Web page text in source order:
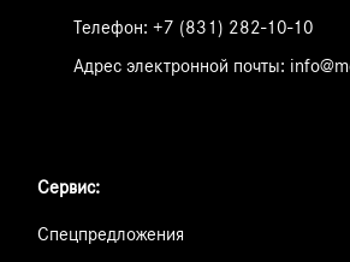
Телефон: +7 (831) 282-10-10
Адрес электронной почты:
Сервис:
Спецпредложения